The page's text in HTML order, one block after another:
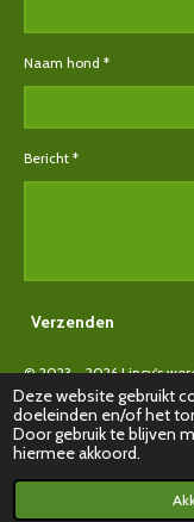
Deze website gebruikt
doeleinden en/of het
Door gebruik te blijven
hiermee akkoord.
Naam hond *
Bericht *
Verzenden
© 2023 - 2026 Lincy's
Powered byJouwWeb